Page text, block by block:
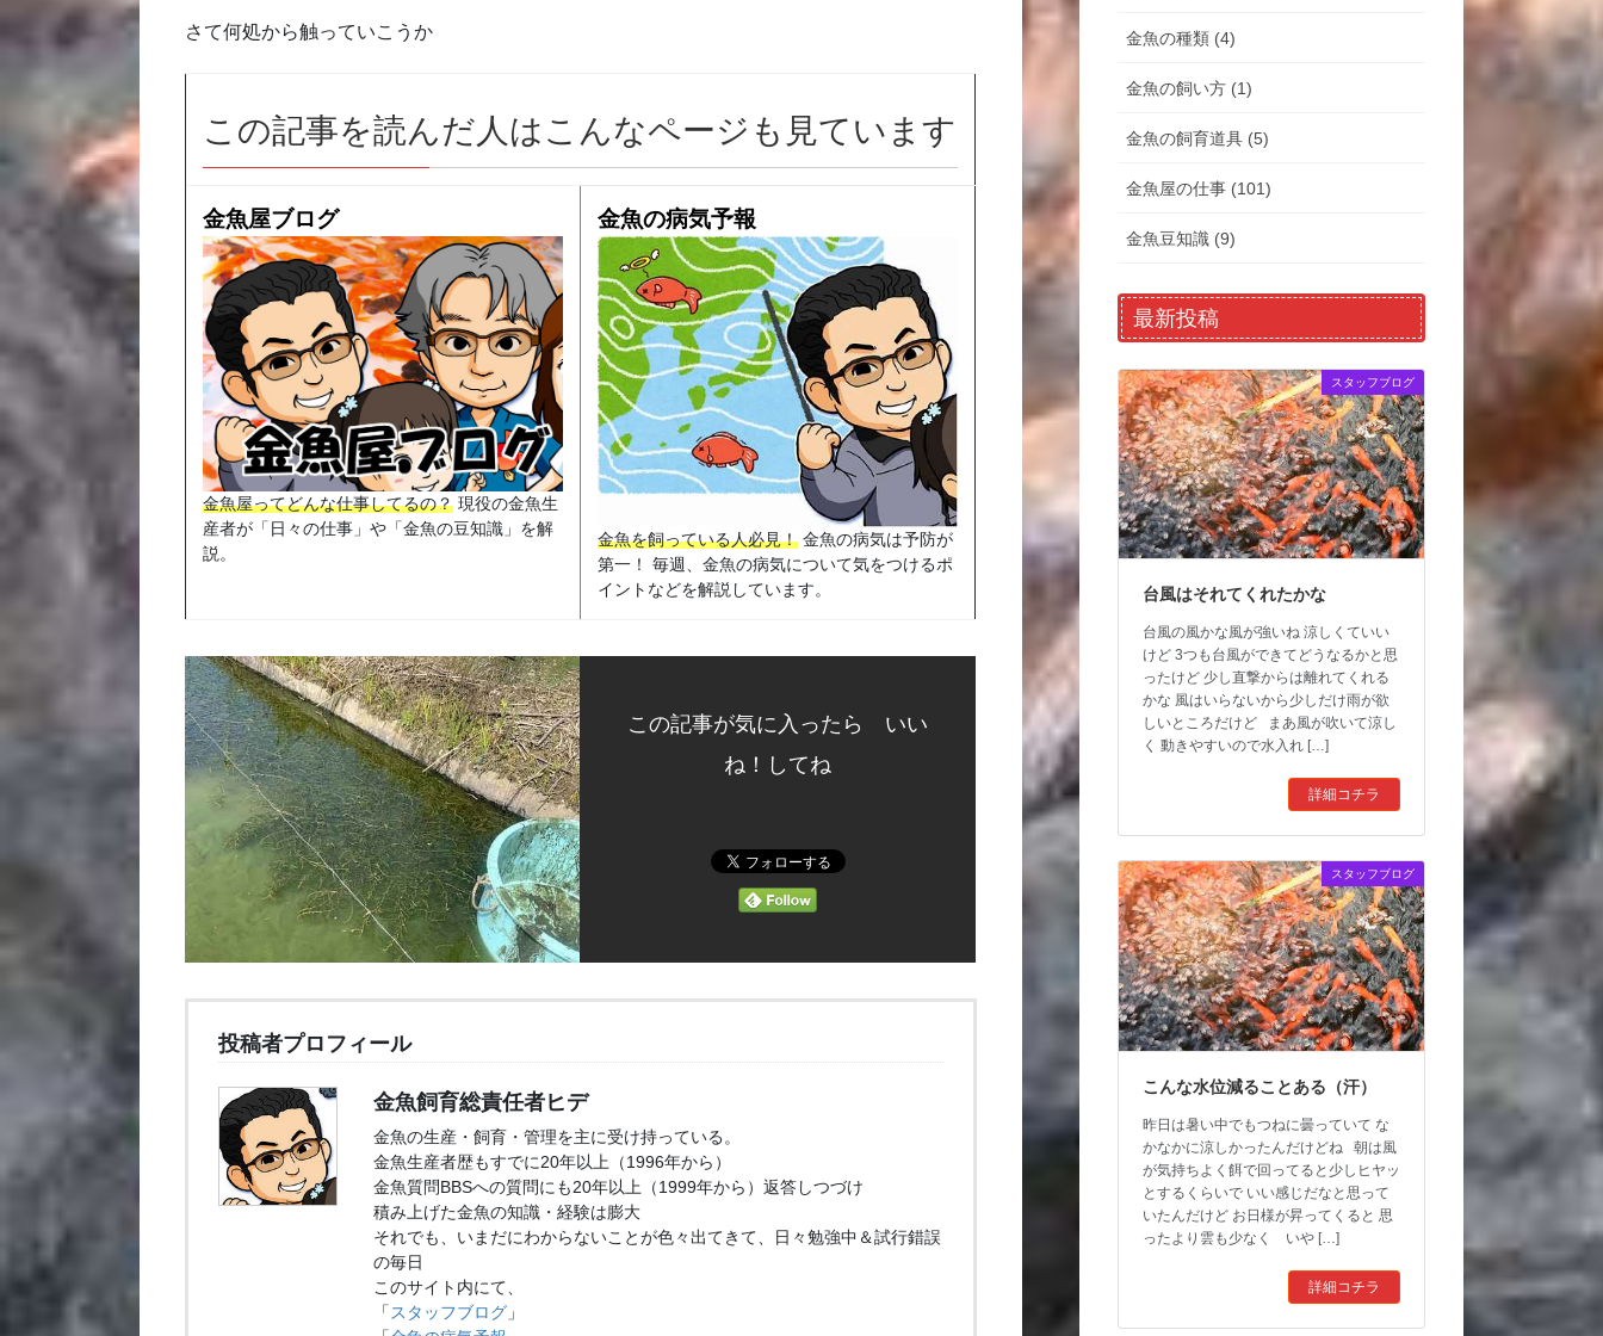
さて何処から触っていこうか
この記事を読んだ人はこんなページも見ています
金魚屋ブログ
金魚屋ってどんな仕事してるの？ 現役の金魚生
産者が「日々の仕事」や「金魚の豆知識」を解
説。
金魚の病気予報
金魚を飼っている人必見！ 金魚の病気は予防が
第一！ 毎週、金魚の病気について気をつけるポ
イントなどを解説しています。
この記事が気に入ったら いい
ね！してね
投稿者プロフィール
金魚飼育総責任者ヒデ
金魚の生産・飼育・管理を主に受け持っている。
金魚生産者歴もすでに20年以上（1996年から）
金魚質問BBSへの質問にも20年以上（1999年から）返答しつづけ
積み上げた金魚の知識・経験は膨大
それでも、いまだにわからないことが色々出てきて、日々勉強中＆試行錯誤
の毎日
このサイト内にて、
「 スタッフブログ 」
金魚の種類 (4)
金魚の飼い方 (1)
金魚の飼育道具 (5)
金魚屋の仕事 (101)
金魚豆知識 (9)
最新投稿
スタッフブログ
台風はそれてくれたかな
台風の風かな風が強いね 涼しくていい
けど 3つも台風ができてどうなるかと思
ったけど 少し直撃からは離れてくれる
かな 風はいらないから少しだけ雨が欲
しいところだけど まあ風が吹いて涼し
く 動きやすいので水入れ […]
詳細コチラ
スタッフブログ
こんな水位減ることある（汗）
昨日は暑い中でもつねに曇っていて な
かなかに涼しかったんだけどね 朝は風
が気持ちよく餌で回ってると少しヒヤッ
とするくらいで いい感じだなと思って
いたんだけど お日様が昇ってくると 思
ったより雲も少なく いや […]
詳細コチラ